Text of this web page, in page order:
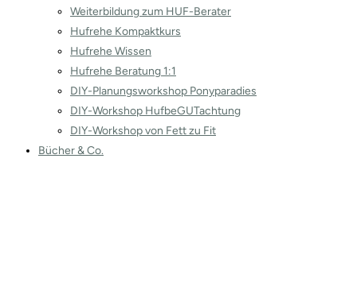
Weiterbildung zum HUF-Berater
Hufrehe Kompaktkurs
Hufrehe Wissen
Hufrehe Beratung 1:1
DIY-Planungsworkshop Ponyparadies
DIY-Workshop HufbeGUTachtung
DIY-Workshop von Fett zu Fit
Bücher & Co.